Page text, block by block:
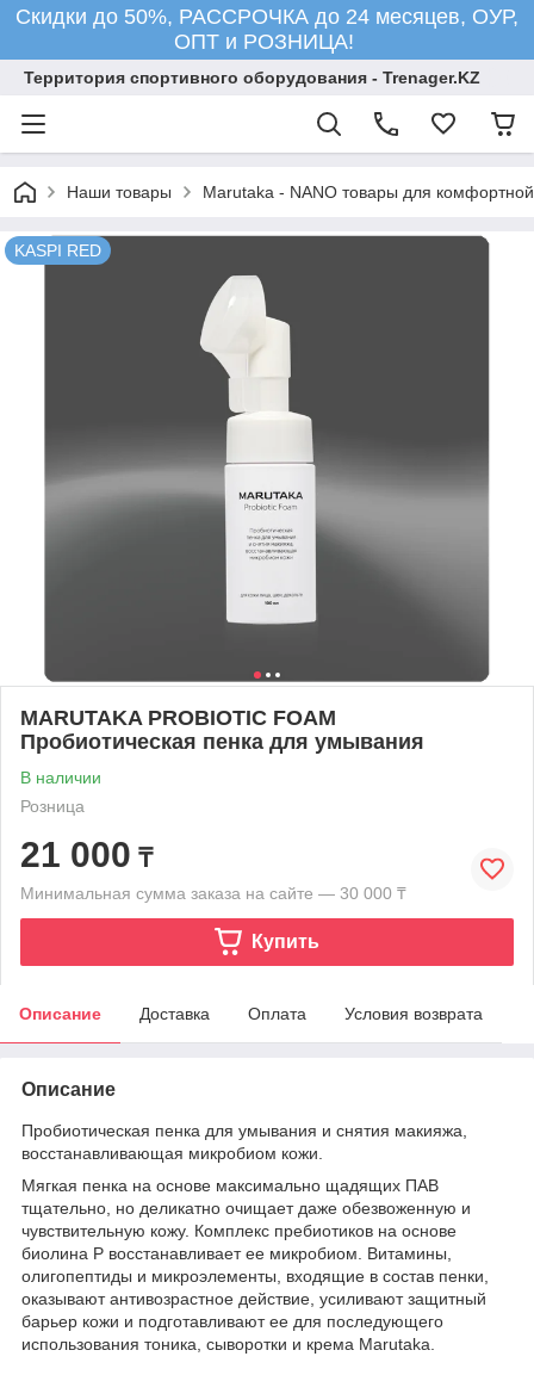
Скидки до 50%, РАССРОЧКА до 24 месяцев, ОУР,
ОПТ и РОЗНИЦА!
Территория спортивного оборудования - Trenager.KZ
Наши товары Marutaka - NANO товары для
KASPI RED
MARUTAKA PROBIOTIC FOAM
Пробиотическая пенка для умывания
В наличии
Розница
21 000 ₸
Минимальная сумма заказа на сайте — 30 000 ₸
Купить
Описание Доставка Оплата Условия возврата
Описание
Пробиотическая пенка для умывания и снятия макияжа,
восстанавливающая микробиом кожи.
Мягкая пенка на основе максимально щадящих ПАВ
тщательно, но деликатно очищает даже обезвоженную и
чувствительную кожу. Комплекс пребиотиков на основе
биолина Р восстанавливает ее микробиом. Витамины,
олигопептиды и микроэлементы, входящие в состав пенки,
оказывают антивозрастное действие, усиливают защитный
барьер кожи и подготавливают ее для последующего
использования тоника, сыворотки и крема Marutaka.